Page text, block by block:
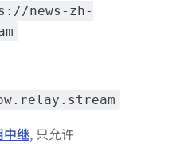
news-zh-
中继, 只允许